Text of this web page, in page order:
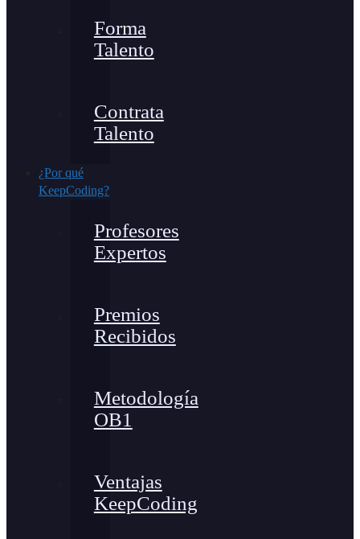
Forma
Talento
Contrata
Talento
¿Por qué
KeepCoding?
Profesores
Expertos
Premios
Recibidos
Metodología
OB1
Ventajas
KeepCoding